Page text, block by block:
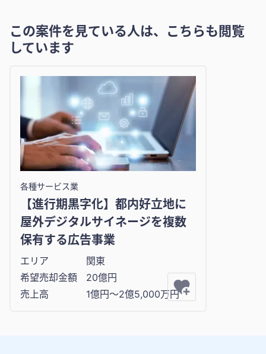
この案件を見ている人は、こちらも閲覧
しています
各種サービス業
【進行期黒字化】都内好立地に
屋外デジタルサイネージを複数
保有する広告事業
エリア
関東
希望売却金額
20億円
売上高
1億円〜2億5,000万円